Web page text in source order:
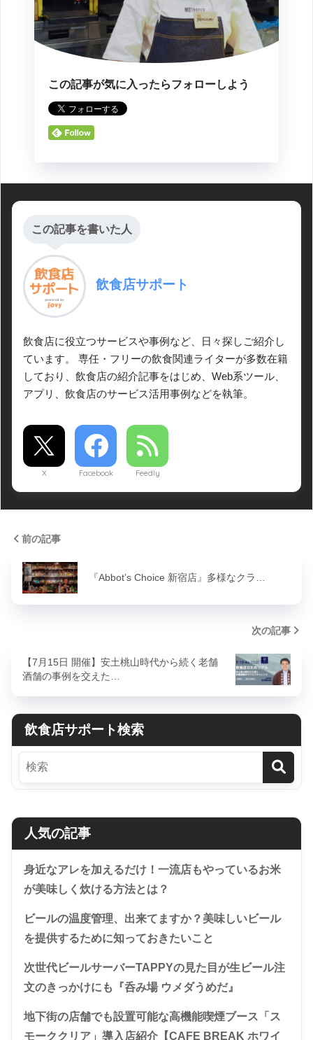
この記事が気に入ったらフォローしよう
この記事を書いた人
飲食店サポート
飲食店に役立つサービスや事例など、日々探しご紹介し
ています。 専任・フリーの飲食関連ライターが多数在籍
しており、飲食店の紹介記事をはじめ、Web系ツール、
アプリ、飲食店のサービス活用事例などを執筆。
X Facebook Feedly
前の記事
『Abbot’s Choice 新宿店』多様なクラ…
次の記事
【7月15日 開催】安土桃山時代から続く老舗
酒舗の事例を交えた…
飲食店サポート検索
人気の記事
身近なアレを加えるだけ！一流店もやっているお米
が美味しく炊ける方法とは？
ビールの温度管理、出来てますか？美味しいビール
を提供するために知っておきたいこと
次世代ビールサーバーTAPPYの見た目が生ビール注
文のきっかけにも『呑み場 ウメダうめだ』
地下街の店舗でも設置可能な高機能喫煙ブース「ス
モーククリア」導入店紹介【CAFE BREAK ホワイ